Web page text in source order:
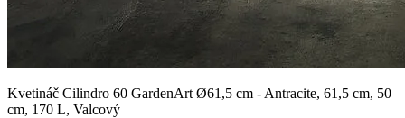
Kvetináč Cilindro 60 GardenArt Ø61,5 cm - Antracite, 61,5 cm, 50
cm, 170 L, Valcový